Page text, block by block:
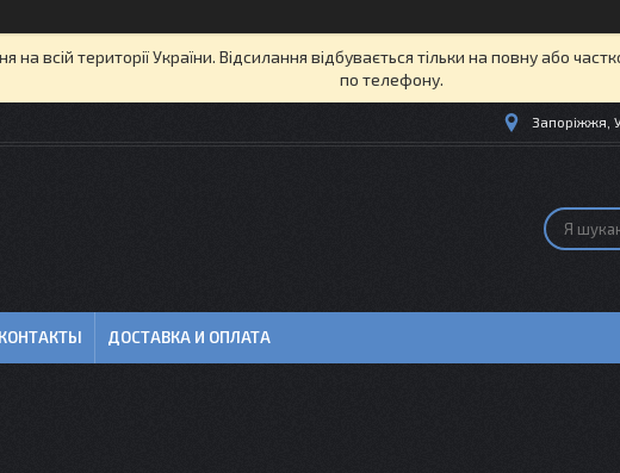
всій території України. Відсилання відбувається тільки на повну або
по телефону.
Запоріжжя,
КОНТАКТЫ ДОСТАВКА И ОПЛАТА